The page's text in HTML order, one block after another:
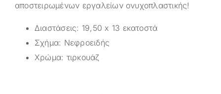
αποστειρωμένων εργαλείων ονυχοπλαστικής!
Διαστάσεις: 19,50 x 13 εκατοστά
Σχήμα: Νεφροειδής
Χρώμα: τιρκουάζ